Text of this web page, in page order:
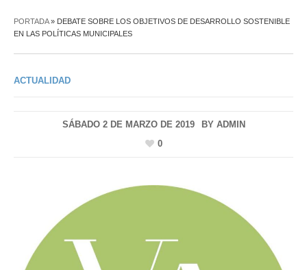
PORTADA» DEBATE SOBRE LOS OBJETIVOS DE DESARROLLO SOSTENIBLE
EN LAS POLÍTICAS MUNICIPALES
ACTUALIDAD
SÁBADO 2 DE MARZO DE 2019 BY ADMIN
0